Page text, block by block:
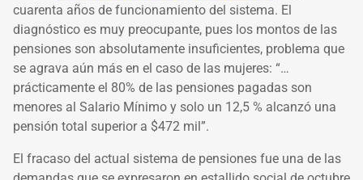
cuarenta años de funcionamiento del sistema. El
diagnóstico es muy preocupante, pues los montos de las
pensiones son absolutamente insuficientes, problema que
se agrava aún más en el caso de las mujeres: “…
prácticamente el 80% de las pensiones pagadas son
menores al Salario Mínimo y solo un 12,5 % alcanzó una
pensión total superior a $472 mil”.
El fracaso del actual sistema de pensiones fue una de las